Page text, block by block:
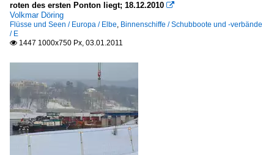
roten des ersten Ponton liegt; 18.12.2010 
Volkmar Döring
Flüsse und Seen / Europa / Elbe, Binnenschiffe / Schubboote und -verbände
/ E
 1447 1000x750 Px, 03.01.2011